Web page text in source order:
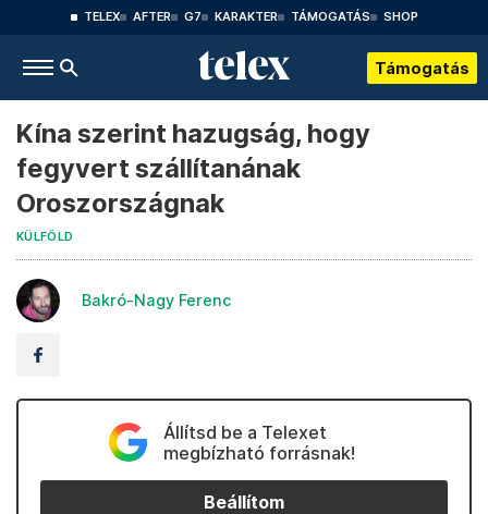
TELEX AFTER G7 KARAKTER TÁMOGATÁS SHOP
Támogatás
Kína szerint hazugság, hogy
fegyvert szállítanának
Oroszországnak
KÜLFÖLD
Bakró-Nagy Ferenc
Állítsd be a Telexet
megbízható forrásnak!
Beállítom